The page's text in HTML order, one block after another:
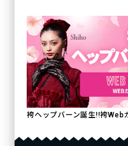
袴ヘップバーン誕生!!袴Web